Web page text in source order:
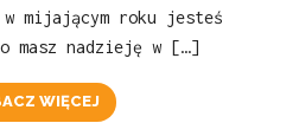
mijającym roku jesteś
masz nadzieję w […]
WIĘCEJ